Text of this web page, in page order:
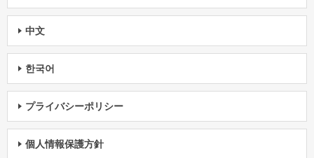
中文
한국어
プライバシーポリシー
個人情報保護方針